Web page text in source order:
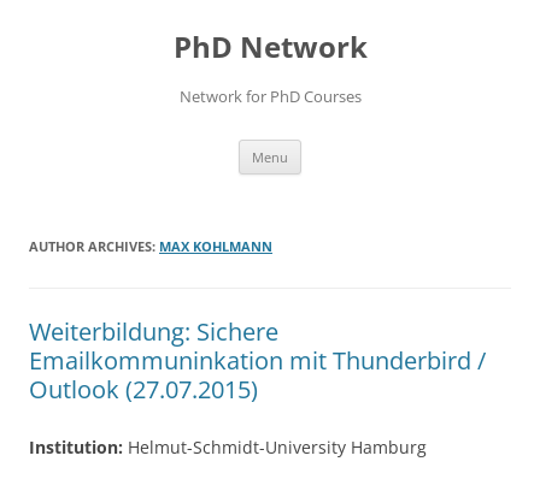
PhD Network
Network for PhD Courses
Menu
AUTHOR ARCHIVES: MAX KOHLMANN
Weiterbildung: Sichere
Emailkommuninkation mit Thunderbird /
Outlook (27.07.2015)
Institution: Helmut-Schmidt-University Hamburg